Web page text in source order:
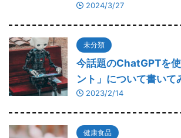
2024/3/27
未分類
今話題のChatGPTを
ント」について書いて
2023/2/14
健康食品